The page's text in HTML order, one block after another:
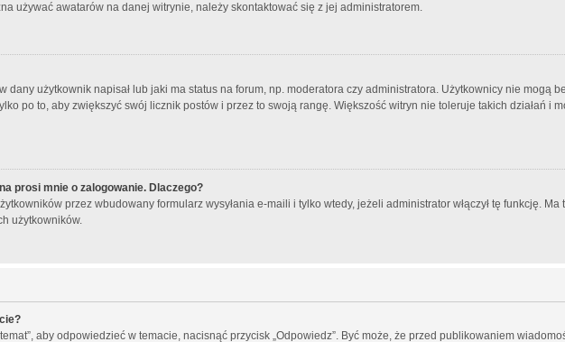
używać awatarów na danej witrynie, należy skontaktować się z jej administratorem.
użytkownik napisał lub jaki ma status na forum, np. moderatora czy administratora. Użytkownicy nie mogą
po to, aby zwiększyć swój licznik postów i przez to swoją rangę. Większość witryn nie toleruje takich działań i
prosi mnie o zalogowanie. Dlaczego?
przez wbudowany formularz wysyłania e-maili i tylko wtedy, jeżeli administrator włączył tę funkcję.
użytkowników.
aby odpowiedzieć w temacie, nacisnąć przycisk „Odpowiedz”. Być może, że przed publikowaniem